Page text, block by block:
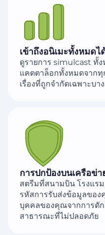
เข้าถึงอนิเมะทั้งหมดไ
ดูรายการ simulcast ทั้
แคตตาล็อกทั้งหมดจากทุ
เรื่องที่ถูกจำกัดเฉพาะบา
การปกป้องบนเครือข่
สตรีมที่สนามบิน โรงแร
รหัสการรับส่งข้อมูลขอ
บุคคลของคุณจากการดั
สาธารณะที่ไม่ปลอดภัย